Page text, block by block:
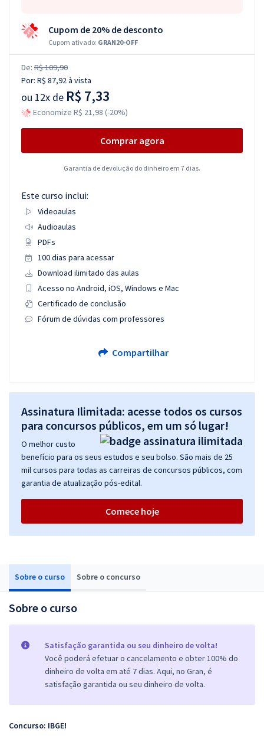
Sobre o curso Sobre o concurso
Sobre o curso
Satisfação garantida ou seu dinheiro de volta!
Você poderá efetuar o cancelamento e obter 100% do
dinheiro de volta em até 7 dias. Aqui, no Gran, é
satisfação garantida ou seu dinheiro de volta.
Concurso: IBGE!
Cupom de 20% de desconto
Cupom ativado: GRAN20-OFF
De: R$ 109,90
Por: R$ 87,92à vista
ou 12x de R$ 7,33
Economize R$ 21,98 (-20%)
Comprar agora
Garantia de devolução do dinheiro em 7 dias.
Este curso inclui:
Videoaulas
Audioaulas
PDFs
100 dias para acessar
Download ilimitado das aulas
Acesso no Android, iOS, Windows e Mac
Certificado de conclusão
Fórum de dúvidas com professores
Compartilhar
Assinatura Ilimitada: acesse todos os cursos
para concursos públicos, em um só lugar!
O melhor custo
benefício para os seus estudos e seu bolso. São mais de 25
mil cursos para todas as carreiras de concursos públicos, com
garantia de atualização pós-edital.
Comece hoje